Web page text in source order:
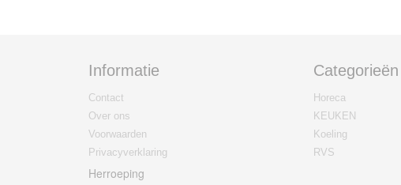
Informatie
Contact
Over ons
Voorwaarden
Privacyverklaring
Herroeping
Categorieën
Horeca
KEUKEN
Koeling
RVS